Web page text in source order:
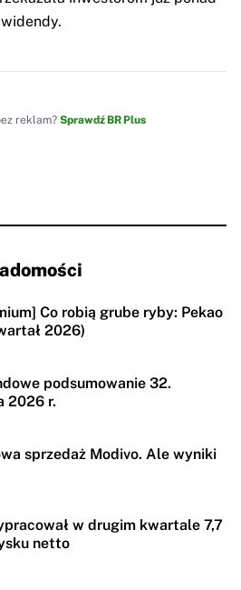
reklam? Sprawdź BR Plus
Co robią grube ryby: Pekao
2026)
podsumowanie 32.
2026 r.
sprzedaż Modivo. Ale wyniki
w drugim kwartale 7,7
netto